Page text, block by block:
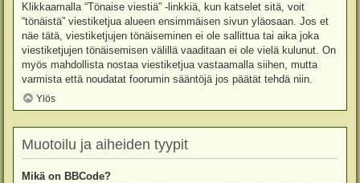
Klikkaamalla “Tönaise viestiä” -linkkiä, kun katselet sitä, voit
“tönäistä” viestiketjua alueen ensimmäisen sivun yläosaan. Jos et
näe tätä, viestiketjujen tönäiseminen ei ole sallittua tai aika joka
viestiketjujen tönäisemisen välillä vaaditaan ei ole vielä kulunut. On
myös mahdollista nostaa viestiketjua vastaamalla siihen, mutta
varmista että noudatat foorumin sääntöjä jos päätät tehdä niin.
Ylös
Muotoilu ja aiheiden tyypit
Mikä on BBCode?